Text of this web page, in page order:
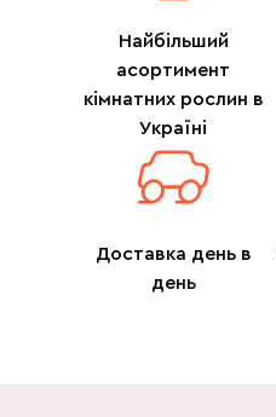
Найбільший
асортимент
кімнатних рослин в
Україні
Доставка день в
день